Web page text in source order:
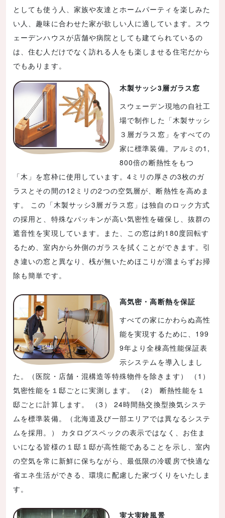
としても使う人、家族や友達とホームパーティを楽しみた
い人、趣味に合わせた家が欲しい人に適しています。スウ
ェーデンハウスが店舗や病院としても建てられているの
は、住む人だけでなく訪れる人をも楽しませる住宅だから
でもあります。
木製サッシ3層ガラス窓
スウェーデン現地の自社工
場で制作した「木製サッシ
３層ガラス窓」をすべての
家に標準装備。アルミの1,
800倍の断熱性をもつ
「木」を窓枠に使用しています。4ミリの厚さの3枚のガ
ラスとその間の12ミリの2つの空気層が、断熱性を高めま
す。 この「木製サッシ3層ガラス窓」は独自のロック方式
の採用と、特殊なパッキンが高い気密性を確保し、抜群の
遮音性を実現しています。また、この窓は約180度回転す
るため、室内から外側のガラスを拭くことができます。引
き違いの窓と異なり、桟が無いためほこりが溜まらずお掃
除も簡単です。
高気密・高断熱を保証
すべての家にかわらぬ高性
能を実現するために、199
9年より全棟高性能保証表
示システムを導入しまし
た。（医院・店舗・混構造等特殊物件を除きます） （1）
気密性能を１邸ごとに実測します。 （2） 断熱性能を１
邸ごとに計算します。 （3） 24時間熱交換型換気システ
ムを標準装備。（北海道及び一部エリアでは異なるシステ
ムを採用。） カタログスペックの表示ではなく、お住ま
いになる皆様の１邸１邸が高性能であることを示し、室内
の空気を常に新鮮に保ちながら、最低限の冷暖房で快適な
省エネ生活ができる、環境に配慮した家づくりをいたしま
す。
実大実験風景